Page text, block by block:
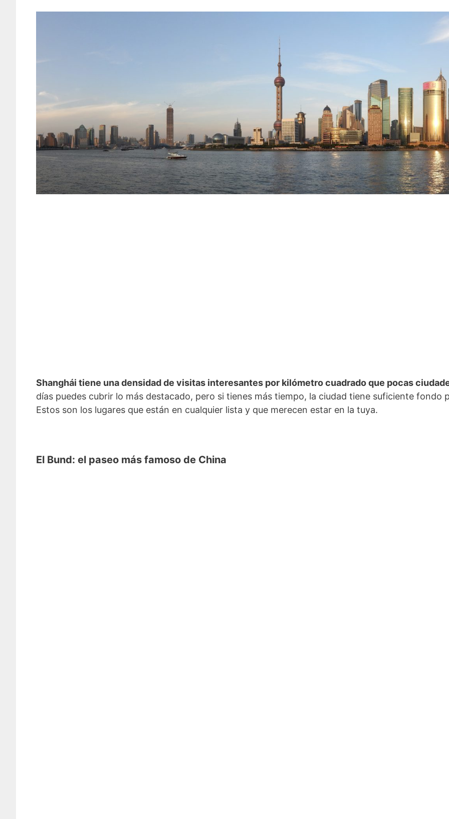
Shanghái tiene una densidad de visitas interesantes por kilómetro cuadrado que pocas
días puedes cubrir lo más destacado, pero si tienes más tiempo, la ciudad tiene suficiente fondo
Estos son los lugares que están en cualquier lista y que merecen estar en la tuya.
El Bund: el paseo más famoso de China